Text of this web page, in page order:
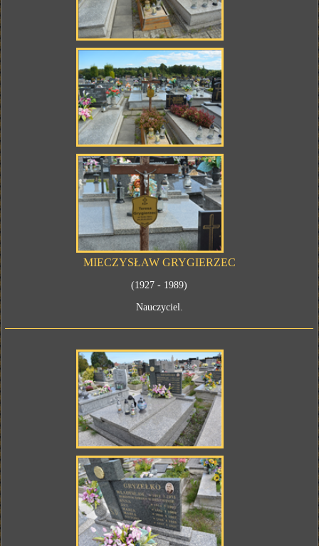
MIECZYSŁAW GRYGIERZEC
(1927 - 1989)
Nauczyciel.